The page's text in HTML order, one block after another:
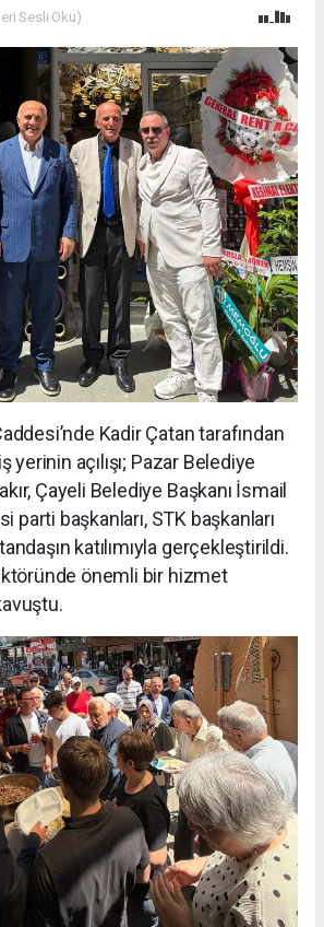
Sesli Oku)
Kadir Çatan tarafından
yerinin açılışı; Pazar Belediye
Çayeli Belediye Başkanı İsmail
parti başkanları, STK başkanları
katılımıyla gerçekleştirildi.
önemli bir hizmet